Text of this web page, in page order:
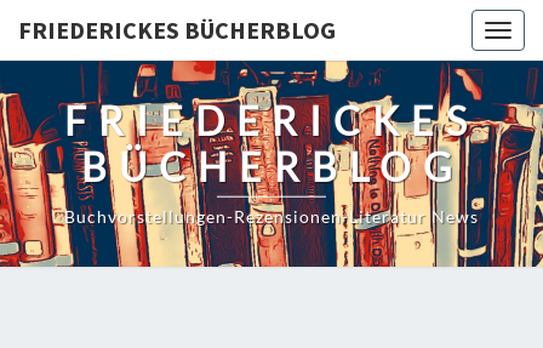
content
FRIEDERICKES BÜCHERBLOG
FRIEDERICKES
BÜCHERBLOG
Buchvorstellungen-Rezensionen-Literatur News